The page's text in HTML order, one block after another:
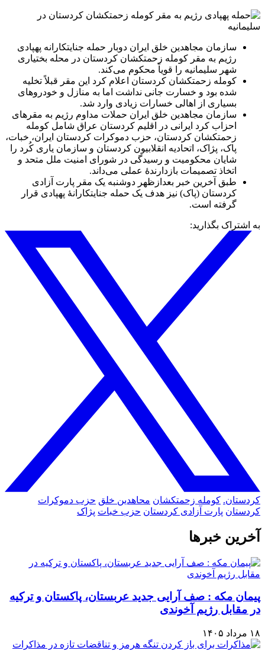
سازمان مجاهدین خلق ایران دوبار حمله جنایتکارانه پهپادی
رژیم به مقر کومله زحمتکشان کردستان در محله بختیاری
شهر سلیمانیه را قویاً محکوم می‌کند.
کومله زحمتکشان کردستان اعلام کرد این مقر قبلاً تخلیه
شده بود و خسارت جانی نداشت اما به منازل و خودروهای
بسیاری از اهالی خسارات زیادی وارد شد.
سازمان مجاهدین خلق ایران حملات مداوم رژیم به مقرهای
احزاب کرد ایرانی در اقلیم کردستان عراق شامل کومله
زحمتکشان کردستان، حزب دموکرات کردستان ایران، خبات،
پاک، پژاک، اتحادیه انقلابیون کردستان و سازمان یاری‌ کُرد را
شایان محکومیت و رسیدگی در شورای امنیت ملل متحد و
اتخاذ تصمیمات بازدارندهٔ عملی می‌داند.
طبق آخرین خبر بعدازظهر دوشنبه یک مقر پارت آزادی
کردستان (پاک) نیز هدف یک حمله جنایتکارانهٔ پهپادی قرار
گرفته است.
به اشتراک بگذارید:
کردستان. کومله زحمتکشان محاهدین خلق حزب دموکرات
کردستان پارت آزادی کردستان حزب خبات پژاک
آخرین خبرها
پیمان مکه : صف آرایی جدید عربستان، پاکستان و ترکیه
در مقابل رژیم آخوندی
۱۸ مرداد ۱۴۰۵